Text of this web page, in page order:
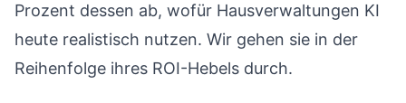
Prozent dessen ab, wofür Hausverwaltungen KI
heute realistisch nutzen. Wir gehen sie in der
Reihenfolge ihres ROI-Hebels durch.